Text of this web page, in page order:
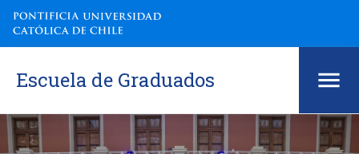
Escuela de Graduados